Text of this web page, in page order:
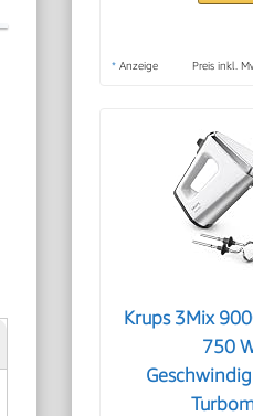
* Anzeige Preis inkl.
Krups 3Mix
750